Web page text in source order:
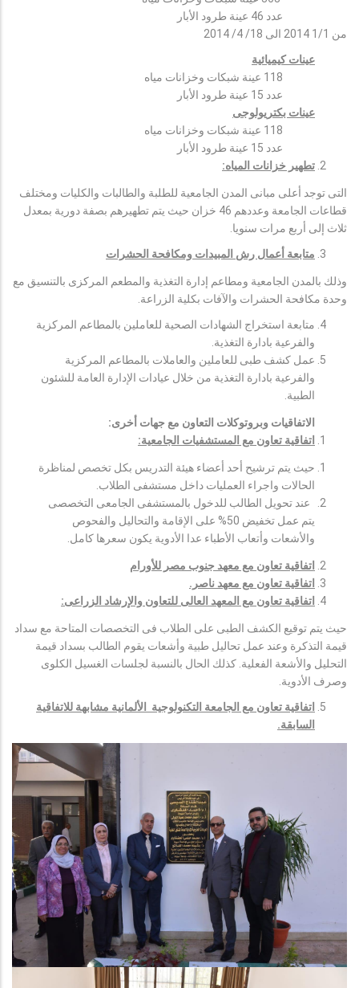
عدد 46 عينة طرود الأبار
من 1/1 2014 الى 18/ 4/ 2014
عينات كيميائية
118 عينة شبكات وخزانات مياه
عدد 15 عينة طرود الأبار
عينات بكتريولوجى
118 عينة شبكات وخزانات مياه
عدد 15 عينة طرود الأبار
تطهير خزانات المياه:
التى توجد أعلى مبانى المدن الجامعية للطلبة والطالبات والكليات ومختلف
قطاعات الجامعة وعددهم 46 خزان حيث يتم تطهيرهم بصفة دورية بمعدل
ثلاث إلى أربع مرات سنويا.
متابعة أعمال رش المبيدات ومكافحة الحشرات
وذلك بالمدن الجامعية ومطاعم إدارة التغذية والمطعم المركزى بالتنسيق مع
وحدة مكافحة الحشرات والآفات بكلية الزراعة.
متابعة استخراج الشهادات الصحية للعاملين بالمطاعم المركزية
والفرعية بادارة التغذية.
عمل كشف طبى للعاملين والعاملات بالمطاعم المركزية
والفرعية بادارة التغذية من خلال عيادات الإدارة العامة للشئون
الطبية.
الاتفاقيات وبروتوكلات التعاون مع جهات أخرى:
اتفاقية تعاون مع المستشفيات الجامعية:
حيث يتم ترشيح أحد أعضاء هيئة التدريس بكل تخصص لمناظرة
الحالات واجراء العمليات داخل مستشفى الطلاب.
عند تحويل الطالب للدخول بالمستشفى الجامعى التخصصى
يتم عمل تخفيض 50% على الإقامة والتحاليل والفحوص
والأشعات وأتعاب الأطباء عدا الأدوية يكون سعرها كامل.
اتفاقية تعاون مع معهد جنوب مصر للأورام
اتفاقية تعاون مع معهد ناصر.
اتفاقية تعاون مع المعهد العالى للتعاون والإرشاد الزراعى:
حيث يتم توقيع الكشف الطبى على الطلاب فى التخصصات المتاحة مع سداد
قيمة التذكرة وعند عمل تحاليل طبية وأشعات يقوم الطالب بسداد قيمة
التحليل والأشعة الفعلية. كذلك الحال بالنسبة لجلسات الغسيل الكلوى
وصرف الأدوية.
اتفاقية تعاون مع الجامعة التكنولوجية الألمانية مشابهة للاتفاقية
السابقة.